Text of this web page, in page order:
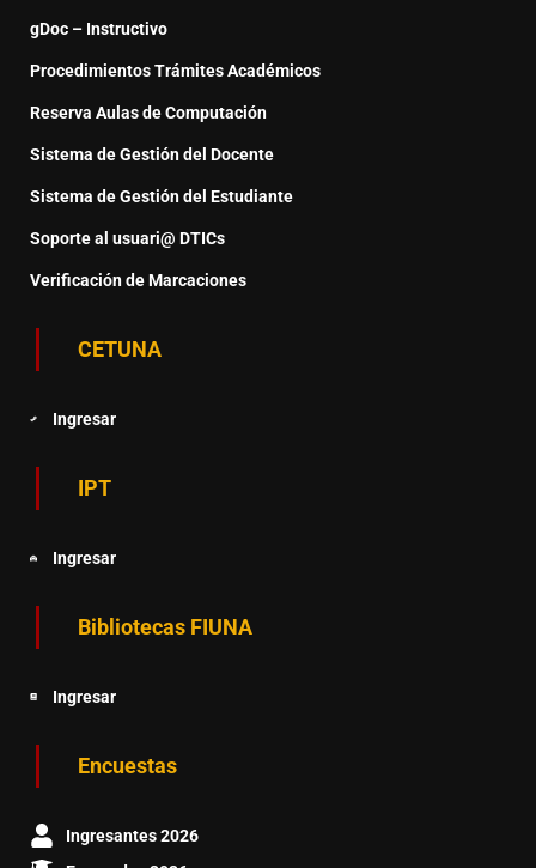
gDoc – Instructivo
Procedimientos Trámites Académicos
Reserva Aulas de Computación
Sistema de Gestión del Docente
Sistema de Gestión del Estudiante
Soporte al usuari@ DTICs
Verificación de Marcaciones
CETUNA
Ingresar
IPT
Ingresar
Bibliotecas FIUNA
Ingresar
Encuestas
Ingresantes 2026